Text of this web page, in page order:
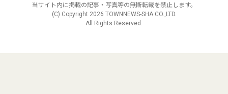
当サイト内に掲載の記事・写真等の無断転載を禁止します。
(C) Copyright 2026 TOWNNEWS-SHA CO.,LTD.
All Rights Reserved.